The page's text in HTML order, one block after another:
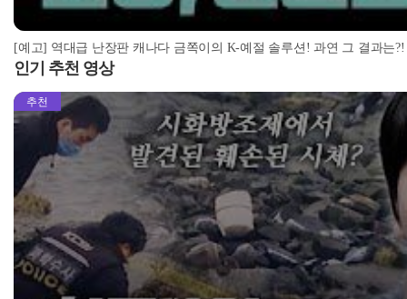
[예고] 역대급 난장판 캐나다 금쪽이의 K-예절 솔루션! 과연 그 결과는?!
인기 추천 영상
추천